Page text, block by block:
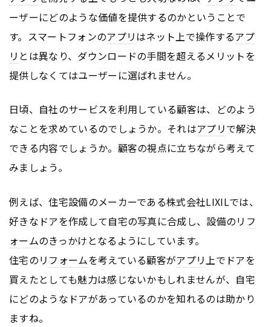
ーザーにどのような価値を提供するのかということで
す。スマートフォンのアプリはネット上で操作するアプ
リ とは異なり、ダウンロードの手間を超えるメリットを
提供しなくてはユーザーに選ばれません。
日頃、自社のサービスを利用している顧客は、どのよう
なことを求めているのでしょうか。それはアプリで解決
できる内容でしょうか。顧客の視点に立ちながら考えて
みましょう。
例えば、住宅設備のメーカーである株式会社LIXILでは、
好きなドアを作成して自宅の写真に合成し、設備のリ フ
ォームのきっかけとなるようにしています。
住宅のリ フォームを考えている顧客がアプリ上でドアを
買えたとしても魅力は感じないかもしれませんが、自宅
にどのようなドアがあっているのかを知れるのは助かり
ますね。